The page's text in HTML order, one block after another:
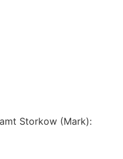
Storkow (Mark):